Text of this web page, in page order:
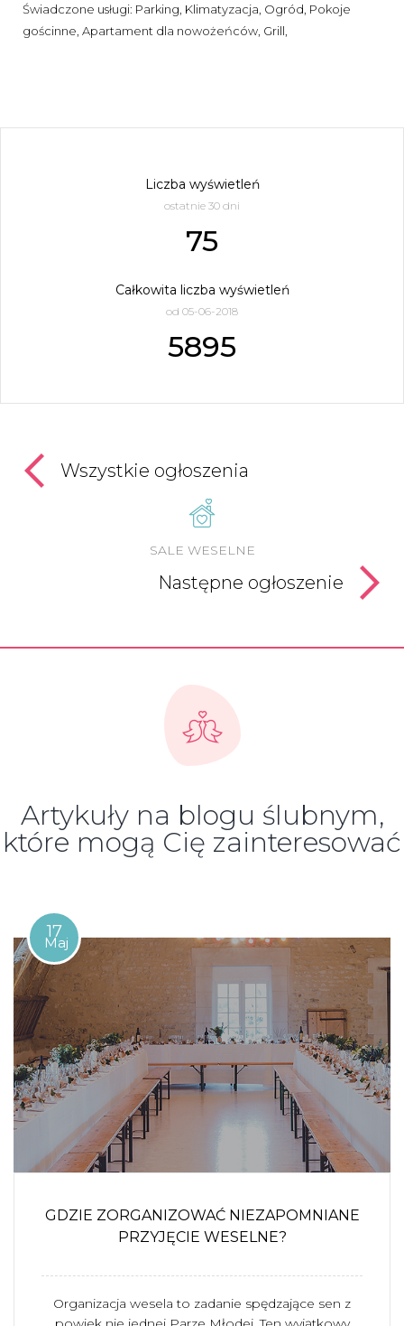
Świadczone usługi: Parking, Klimatyzacja, Ogród, Pokoje
gościnne, Apartament dla nowożeńców, Grill,
Liczba wyświetleń
ostatnie 30 dni
75
Całkowita liczba wyświetleń
od 05-06-2018
5895
Wszystkie ogłoszenia
SALE WESELNE
Następne ogłoszenie
Artykuły na blogu ślubnym,
które mogą Cię zainteresować
17
Maj
GDZIE ZORGANIZOWAĆ NIEZAPOMNIANE
PRZYJĘCIE WESELNE?
Organizacja wesela to zadanie spędzające sen z